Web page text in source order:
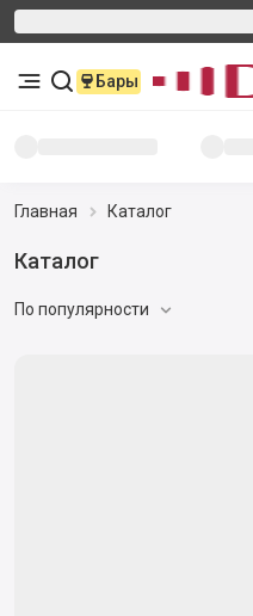
Бары
Главная Каталог
Каталог
По популярности